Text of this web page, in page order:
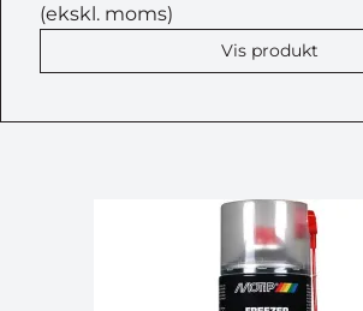
(ekskl. moms)
Vis produkt